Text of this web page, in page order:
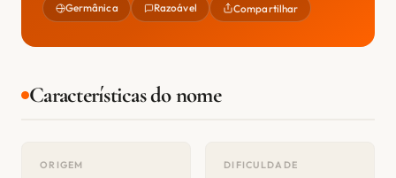
Germânica Razoável Compartilhar
Características do nome
ORIGEM DIFICULDADE